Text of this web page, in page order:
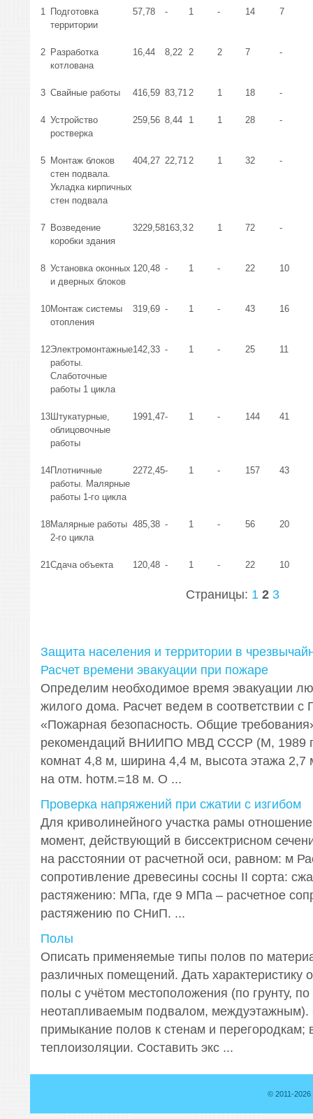
1
Подготовка
территории
57,78 - 1 - 14 7
2
Разработка
котлована
16,44 8,22 2 2 7 -
3 Свайные работы 416,59 83,712 1 18 -
4 Устройство
ростверка
259,56 8,44 1 1 28 -
5
Монтаж блоков
стен подвала.
Укладка кирпичных
стен подвала
404,27 22,712 1 32 -
7
Возведение
коробки здания
3229,58163,32 1 72 -
8 Установка оконных
и дверных блоков
120,48 - 1 - 22 10
10Монтаж системы
отопления
319,69 - 1 - 43 16
12Электромонтажные
работы.
Слаботочные
работы 1 цикла
142,33 - 1 - 25 11
13Штукатурные,
облицовочные
работы
1991,47- 1 - 144 41
14Плотничные
работы. Малярные
работы 1-го цикла
2272,45- 1 - 157 43
18Малярные работы
2-го цикла
485,38 - 1 - 56 20
21Сдача объекта 120,48 - 1 - 22 10
Страницы: 1 2 3
Защита населения и территории в
Расчет времени эвакуации при пожаре
Определим необходимое время эвакуации
жилого дома. Расчет ведем в соответствии с
«Пожарная безопасность. Общие
рекомендаций ВНИИПО МВД СССР (М, 1989
комнат 4,8 м, ширина 4,4 м, высота этажа 2,7
на отм. hотм.=18 м. О ...
Проверка напряжений при сжатии с изгибом
Для криволинейного участка рамы
момент, действующий в биссектрисном
на расстоянии от расчетной оси, равном: м
сопротивление древесины сосны II сорта:
растяжению: МПа, где 9 МПа – расчетное
растяжению по СНиП. ...
Полы
Описать применяемые типы полов по
различных помещений. Дать характеристику
полы с учётом местоположения (по грунту,
неотапливаемым подвалом, междуэтажным).
примыкание полов к стенам и перегородкам;
теплоизоляции. Составить экс ...
© 2011-2026